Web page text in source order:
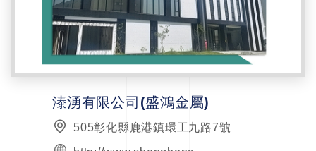
溙湧有限公司(盛鴻金屬)
505彰化縣鹿港鎮環工九路7號